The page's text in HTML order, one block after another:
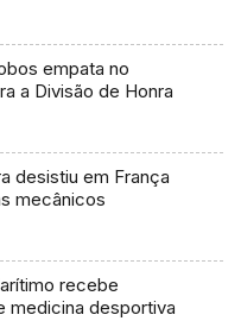
empata no
a Divisão de Honra
desistiu em França
mecânicos
recebe
medicina desportiva